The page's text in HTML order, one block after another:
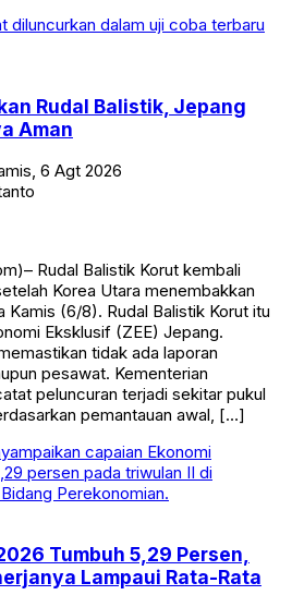
Rudal Balistik, Jepang
Aman
6 Agt 2026
Rudal Balistik Korut kembali
Korea Utara menembakkan
Kamis (6/8). Rudal Balistik Korut itu
Eksklusif (ZEE) Jepang.
tidak ada laporan
pesawat. Kementerian
peluncuran terjadi sekitar pukul
pemantauan awal, […]
Tumbuh 5,29 Persen,
Lampaui Rata-Rata